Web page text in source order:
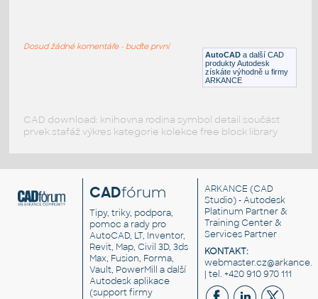
VzduchotechnikaAutoCAD a další CAD
produkty Autodesk
získáte výhodně u firmy
ARKANCE
Dosud žádné komentáře - buďte první
CAD download: knihovna rodina symbol detail součást
prvek stafáž výkres kategorie kolekce free block library
CADfórum
Tipy, triky, podpora,
pomoc a rady pro
AutoCAD, LT, Inventor,
Revit, Map, Civil 3D, 3ds
Max, Fusion, Forma,
Vault, PowerMill a další
Autodesk aplikace
(support firmy
ARKANCE (CAD
Studio) - Autodesk
Platinum Partner &
Training Center &
Services Partner
KONTAKT:
| tel. +420 910 970 111